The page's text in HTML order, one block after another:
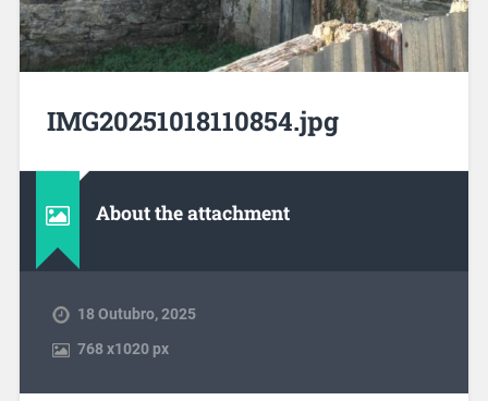
IMG20251018110854.jpg
About the attachment
18 Outubro, 2025
768x1020 px